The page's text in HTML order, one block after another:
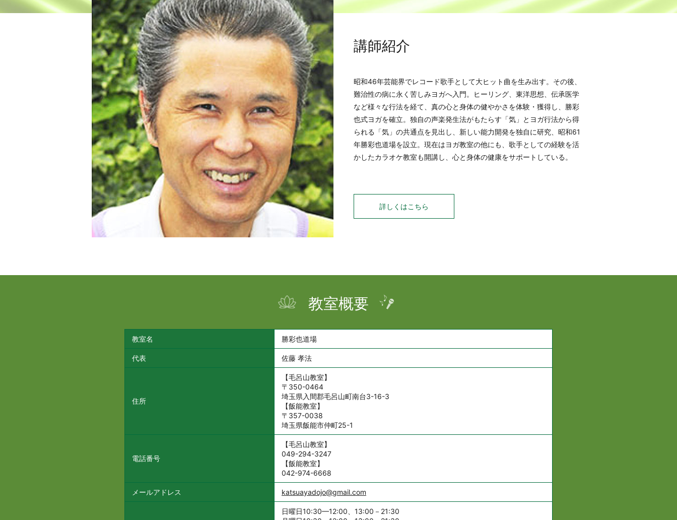
講師紹介
昭和46年芸能界でレコード歌手として大ヒット曲を生み出す。その後、
難治性の病に永く苦しみヨガへ入門。ヒーリング、東洋思想、伝承医学
など様々な行法を経て、真の心と身体の健やかさを体験・獲得し、勝彩
也式ヨガを確立。独自の声楽発生法がもたらす「気」とヨガ行法から得
られる「気」の共通点を見出し、新しい能力開発を独自に研究、昭和61
年勝彩也道場を設立。現在はヨガ教室の他にも、歌手としての経験を活
かしたカラオケ教室も開講し、心と身体の健康をサポートしている。
詳しくはこちら
教室概要
教室名 勝彩也道場
代表 佐藤 孝法
住所
【毛呂山教室】
〒350-0464
埼玉県入間郡毛呂山町南台3-16-3
【飯能教室】
〒357-0038
埼玉県飯能市仲町25-1
電話番号
【毛呂山教室】
049-294-3247
【飯能教室】
042-974-6668
メールアドレス katsuayadojo@gmail.com
日曜日10:30—12:00、13:00－21:30